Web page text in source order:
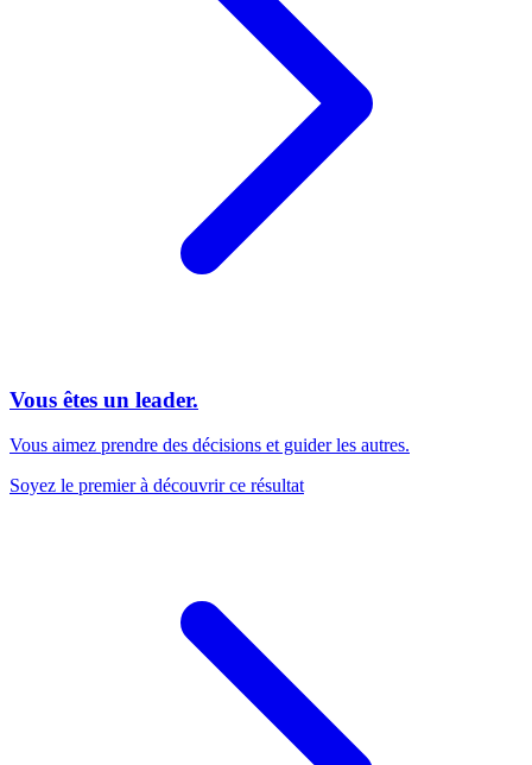
Vous êtes un leader.
Vous aimez prendre des décisions et guider les autres.
Soyez le premier à découvrir ce résultat